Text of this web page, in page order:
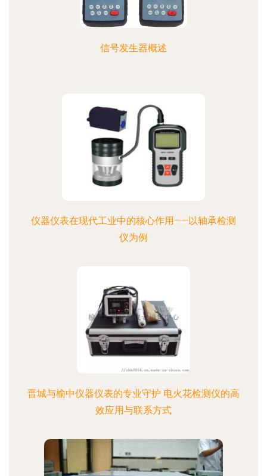
信号发生器概述
仪器仪表在现代工业中的核心作用——以轴承检测
仪为例
晋城与榆中仪器仪表的专业守护 电火花检测仪的高
效应用与联系方式